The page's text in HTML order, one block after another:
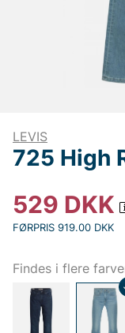
LEVIS
725 High
529 DKK
FØRPRIS 919.00 DKK
Findes i flere